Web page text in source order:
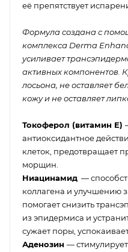
её препятствует
Формула создана с
комплекса Derma
усиливает
активных компонентов.
лосьона, не оставляет
кожу и не оставляет
Токоферол (витамин E)
антиоксидантное
клеток, предотвращает
морщин.
Ниацинамид —
коллагена и улучшению
помогает снизить
из эпидермиса и
сужает поры,
Аденозин —